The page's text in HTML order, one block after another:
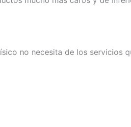
no necesita de los servicios